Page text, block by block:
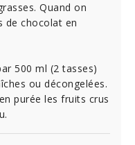
Quand on
de chocolat en
500 ml (2 tasses)
ou décongelées.
purée les fruits crus